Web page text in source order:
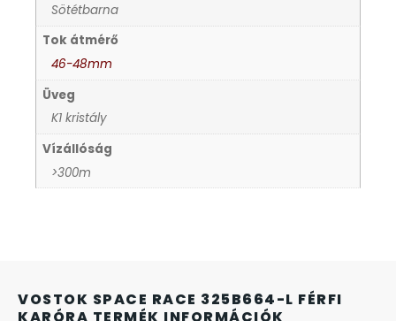
Sötétbarna
Tok átmérő
46-48mm
Üveg
K1 kristály
Vízállóság
>300m
VOSTOK SPACE RACE 325B664-L FÉRFI
KENNETH COLE
LORUS
LOTUS STYLE
MÁRKÁS KARÓRA SZÍJAK
OKOSÓRA SZÍJAK